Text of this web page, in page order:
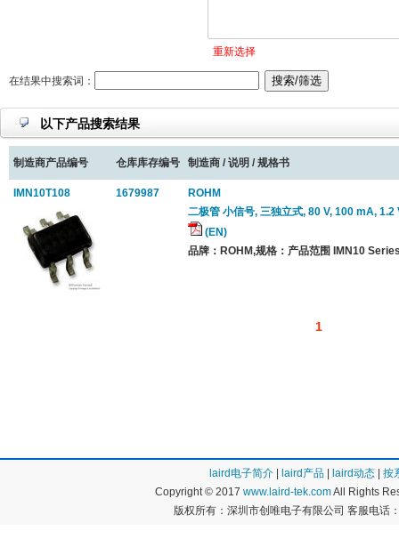
重新选择
在结果中搜索词：
以下产品搜索结果
制造商产品编号 仓库库存编号 制造商 / 说明 / 规格书
IMN10T108 1679987
ROHM
二极管 小信号, 三独立式, 80 V, 100 mA,
(EN)
品牌：ROHM,规格：产品范围 IMN10
1
laird电子简介 laird产品 laird动态
按
Copyright © 2017 www.laird-tek.comAll Rights
版权所有：深圳市创唯电子有限公司 客服电话